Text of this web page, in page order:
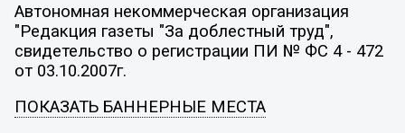
Автономная некоммерческая организация
"Редакция газеты "За доблестный труд",
свидетельство о регистрации ПИ № ФС 4 - 472
от 03.10.2007г.
ПОКАЗАТЬ БАННЕРНЫЕ МЕСТА